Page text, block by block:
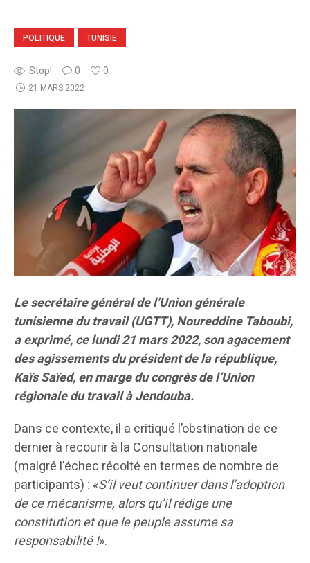
POLITIQUE TUNISIE
Stop! 0 0
21 MARS 2022
Le secrétaire général de l’Union générale
tunisienne du travail (UGTT), Noureddine Taboubi,
a exprimé, ce lundi 21 mars 2022, son agacement
des agissements du président de la république,
Kaïs Saïed, en marge du congrès de l’Union
régionale du travail à Jendouba.
Dans ce contexte, il a critiqué l’obstination de ce
dernier à recourir à la Consultation nationale
(malgré l’échec récolté en termes de nombre de
participants) : «S’il veut continuer dans l’adoption
de ce mécanisme, alors qu’il rédige une
constitution et que le peuple assume sa
responsabilité!».